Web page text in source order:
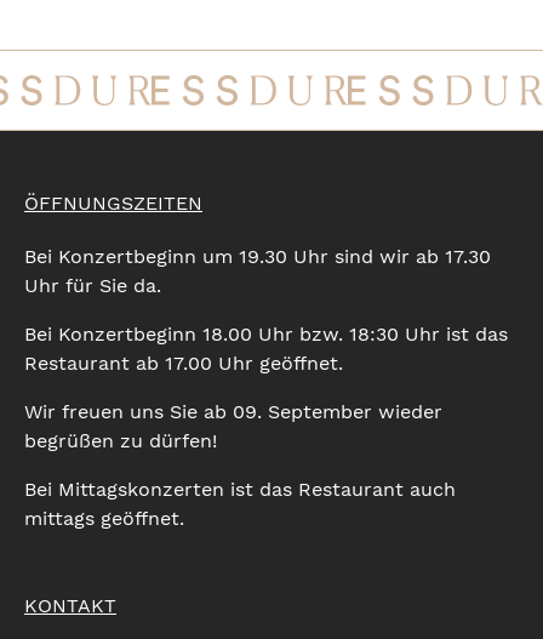
ÖFFNUNGSZEITEN
Bei Konzertbeginn um 19.30 Uhr sind wir ab 17.30
Uhr für Sie da.
Bei Konzertbeginn 18.00 Uhr bzw. 18:30 Uhr ist das
Restaurant ab 17.00 Uhr geöffnet.
Wir freuen uns Sie ab 09. September wieder
begrüßen zu dürfen!
Bei Mittagskonzerten ist das Restaurant auch
mittags geöffnet.
KONTAKT